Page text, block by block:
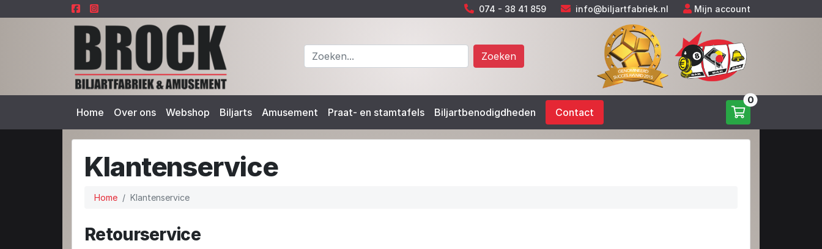
074 - 38 41 859 info@biljartfabriek.nl Mijn account
Zoeken
Home Over ons Webshop Biljarts Amusement Praat- en stamtafels Biljartbenodigdheden Contact
0
Klantenservice
Home Klantenservice
Retourservice